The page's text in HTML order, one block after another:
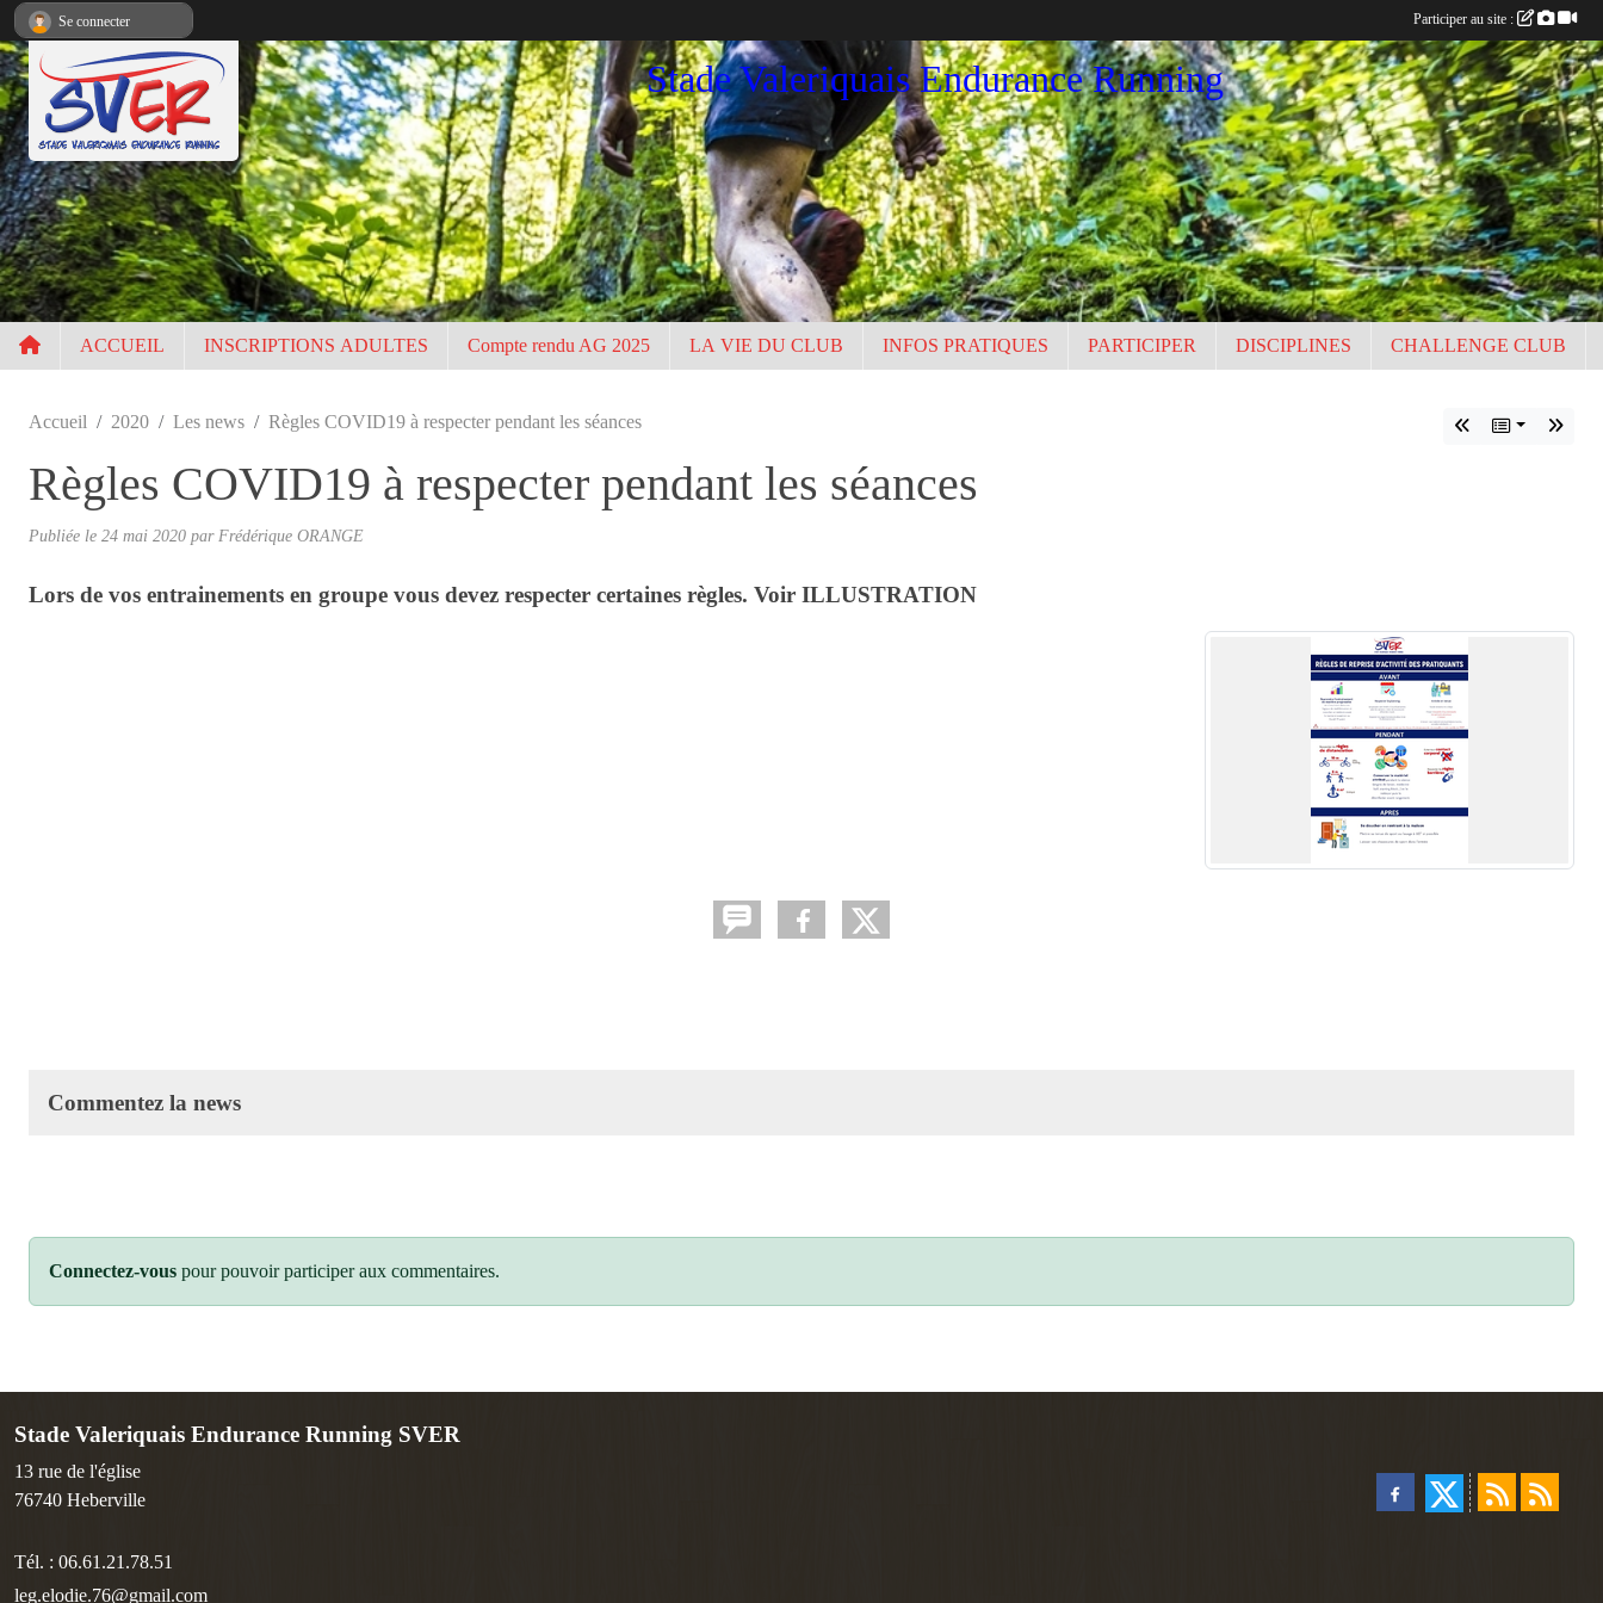
Stade Valeriquais Endurance Running
ACCUEIL INSCRIPTIONS ADULTES Compte rendu AG 2025 LA VIE DU CLUB INFOS PRATIQUES PARTICIPER DISCIPLINES CHALLENGE CLUB
Accueil 2020 Les news Règles COVID19 à respecter pendant les séances
Règles COVID19 à respecter pendant les séances
Publiée le 24 mai 2020 par Frédérique ORANGE
Lors de vos entrainements en groupe vous devez respecter certaines règles. Voir ILLUSTRATION
Commentez la news
Connectez-vous pour pouvoir participer aux commentaires.
Stade Valeriquais Endurance Running SVER
13 rue de l'église
76740 Heberville
Tél. : 06.61.21.78.51
leg.elodie.76@gmail.com
Se connecter Participer au site :
Panneau de gestion des cookies